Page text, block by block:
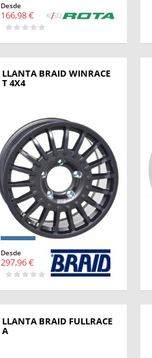
Desde
166,98 €
LLANTA BRAID WINRACE
T 4X4
Desde
297,96 €
LLANTA BRAID FULLRACE
A